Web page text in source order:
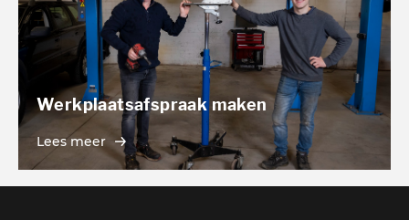
Werkplaatsafspraak maken
Lees meer